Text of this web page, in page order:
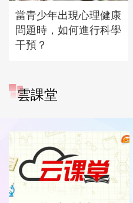
當青少年出現心理健康
問題時，如何進行科學
干預？
雲課堂